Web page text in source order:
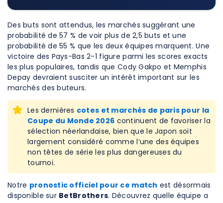
Des buts sont attendus, les marchés suggérant une
probabilité de 57 % de voir plus de 2,5 buts et une
probabilité de 55 % que les deux équipes marquent. Une
victoire des Pays-Bas 2-1 figure parmi les scores exacts
les plus populaires, tandis que Cody Gakpo et Memphis
Depay devraient susciter un intérêt important sur les
marchés des buteurs.
Les dernières cotes et marchés de paris pour la
Coupe du Monde 2026 continuent de favoriser la
sélection néerlandaise, bien que le Japon soit
largement considéré comme l’une des équipes
non têtes de série les plus dangereuses du
tournoi.
Notre pronostic officiel pour ce match est désormais
disponible sur BetBrothers. Découvrez quelle équipe a